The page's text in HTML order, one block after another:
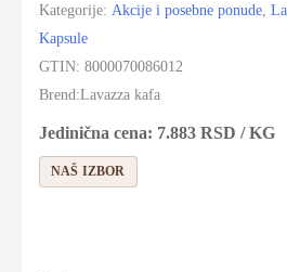
Kategorije: Akcije i posebne ponude,
Kapsule
GTIN: 8000070086012
Brend:Lavazza kafa
Jedinična cena: 7.883 RSD / KG
NAŠ IZBOR